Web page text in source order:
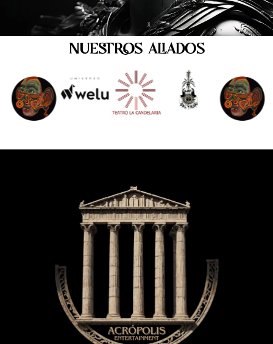
NUESTROS ALIADOS